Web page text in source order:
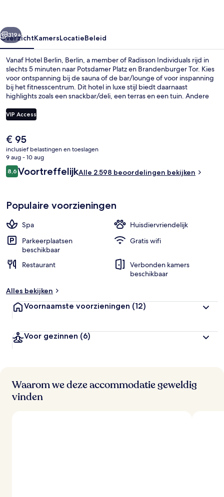
Radisson
Individuals
Volgende
319+
OverzichtKamersLocatieBeleid
Vanaf Hotel Berlin, Berlin, a member of Radisson Individuals rijd in
slechts 5 minuten naar Potsdamer Platz en Brandenburger Tor. Kies
voor ontspanning bij de sauna of de bar/lounge of voor inspanning
bij het fitnesscentrum. Dit hotel in luxe stijl biedt daarnaast
highlights zoals een snackbar/deli, een terras en een tuin. Andere
en de nabijheid van het openbaar vervoer: naar Metrostation
Nollendorfplatz is het 8 minuten lopen en naar Metrostation
VIP Access
De
huidige
prijs
is
€ 95
€ 95
inclusief belastingen en toeslagen
9 aug - 10 aug
Beoordelingen
8,68,6 op 10 –
VoortreffelijkAlle 2.598 beoordelingen bekijken
Populaire voorzieningen
Spa
Huisdiervriendelijk
Parkeerplaatsen
beschikbaar
Gratis wifi
Restaurant
Verbonden kamers
beschikbaar
Alles bekijken
Voornaamste voorzieningen (12)
Voor gezinnen (6)
Waarom we deze accommodatie geweldig
vinden